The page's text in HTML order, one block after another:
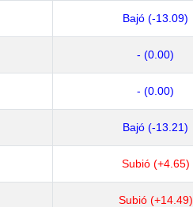
Bajó (-13.09)
- (0.00)
- (0.00)
Bajó (-13.21)
Subió (+4.65)
Subió (+14.49)